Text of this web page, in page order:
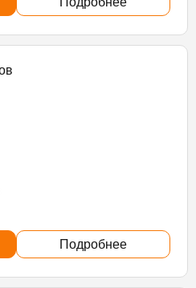
Подробнее